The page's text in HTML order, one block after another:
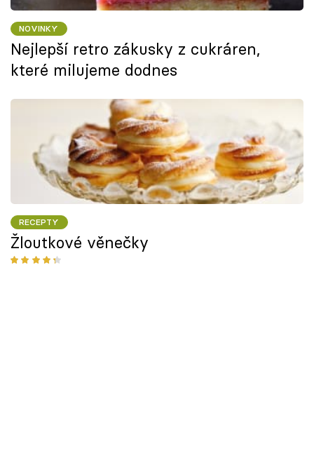
NOVINKY
Nejlepší retro zákusky z cukráren,
které milujeme dodnes
RECEPTY
Žloutkové věnečky